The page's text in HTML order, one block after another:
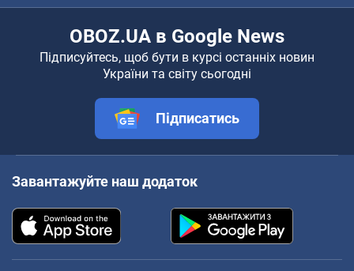
OBOZ.UA в Google News
Підписуйтесь, щоб бути в курсі останніх новин
України та світу сьогодні
Підписатись
Завантажуйте наш додаток